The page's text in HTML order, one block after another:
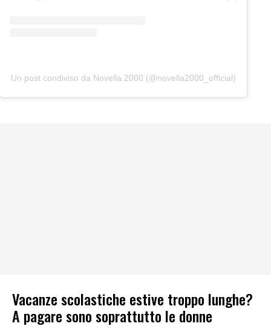
Un post condiviso da Novella 2000 (@novella2000_official)
Vacanze scolastiche estive troppo lunghe?
A pagare sono soprattutto le donne